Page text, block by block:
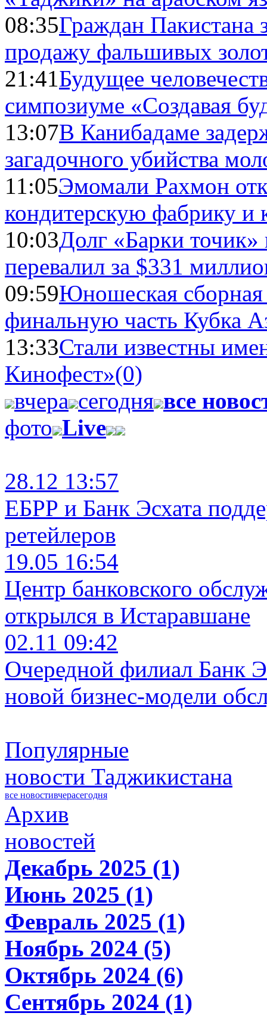
08:35Граждан Пакистана
продажу фальшивых
21:41Будущее
симпозиуме «Создавая
13:07В Канибадаме
загадочного убийства
11:05Эмомали Рахмон
кондитерскую фабрику и
10:03Долг «Барки
перевалил за $331
09:59Юношеская
финальную часть Кубка
13:33Стали известны
Кинофест»(0)
вчера сегодня все
фото Live
28.12 13:57
ЕБРР и Банк Эсхата
ретейлеров
19.05 16:54
Центр банковского
открылся в Истаравшане
02.11 09:42
Очередной филиал Банк
новой бизнес-модели
Популярные
новости Таджикистана
все новостивчерасегодня
Архив
новостей
Декабрь 2025 (1)
Июнь 2025 (1)
Февраль 2025 (1)
Ноябрь 2024 (5)
Октябрь 2024 (6)
Сентябрь 2024 (1)